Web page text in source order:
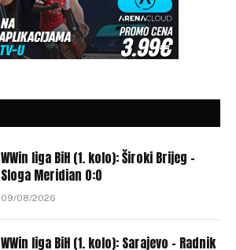
WWin liga BiH (1. kolo): Široki Brijeg –
Sloga Meridian 0:0
09/08/2026
WWin liga BiH (1. kolo): Sarajevo – Radnik